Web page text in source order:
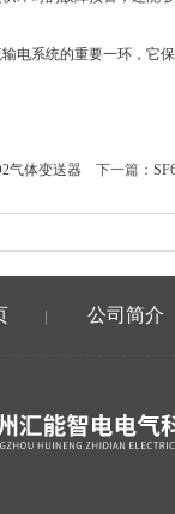
系统的重要一环，它保
气体变送器 下一篇：
公司简介